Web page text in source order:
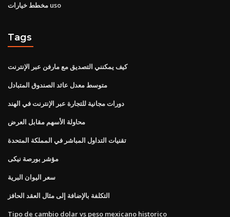
مخطط خيارات uso
Tags
كيف يمكنني التصديق مع مارفن عبر الإنترنت
متوسط ​​معدل عائد الصندوق المتبادل
دورات مجانية للتجارة عبر الإنترنت في الهند
محاولة الأسهم مقابل العرض
تقنيات التداول المباشر في المملكة المتحدة
مؤشر بورصة نيكى
سعر اليوان البرية
التكلفة بالإضافة إلى مثال العقد الحافز
Tipo de cambio dolar vs peso mexicano historico